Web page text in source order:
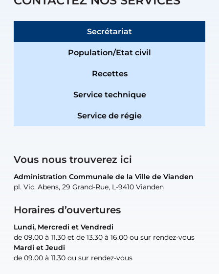
Secrétariat
Population/Etat civil
Recettes
Service technique
Service de régie
Vous nous trouverez ici
Administration Communale de la Ville de Vianden
pl. Vic. Abens, 29 Grand-Rue, L-9410 Vianden
Horaires d’ouvertures
Lundi, Mercredi et Vendredi
de 09.00 à 11.30 et de 13.30 à 16.00 ou sur rendez-vous
Mardi et Jeudi
de 09.00 à 11.30 ou sur rendez-vous
Administration Communale de la Ville de Vianden
pl. Vic. Abens, 29 Grand-Rue, L-9410 Vianden
Lundi, Mercredi et Vendredi
de 09.00 à 11.30 et de 13.30 à 16.00 ou sur rendez-vous
Mardi et Jeudi
de 09.00 à 11.30 ou sur rendez-vous
Administration Communale de la Ville de Vianden
pl. Vic. Abens, 29 Grand-Rue, L-9410 Vianden
uniquement sur rendez-vous
Administration Communale de la Ville de Vianden
pl. Vic. Abens, 29 Grand-Rue, L-9410 Vianden
uniquement sur rendez-vous
Atelier Communal de la Ville de Vianden
30, rue Neugarten, L-9422 Vianden
uniquement sur rendez-vous